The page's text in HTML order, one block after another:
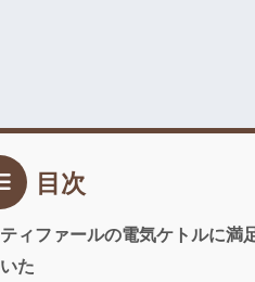
目次
ティファールの電気ケトルに満
いた